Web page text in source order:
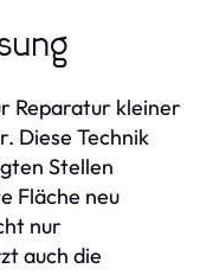
Reparatur kleiner
Diese Technik
Stellen
Fläche neu
nur
auch die